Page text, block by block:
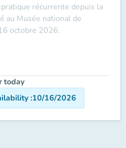
récurrente depuis la
au Musée national de
octobre 2026.
today
:10/16/2026